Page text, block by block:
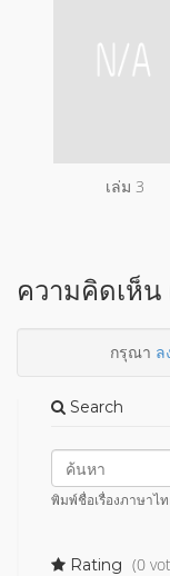
เล่ม 3
ความคิดเห็น
กรุณา ล
Search
พิมพ์ชื่อเรื่องภาษาไ
Rating (0